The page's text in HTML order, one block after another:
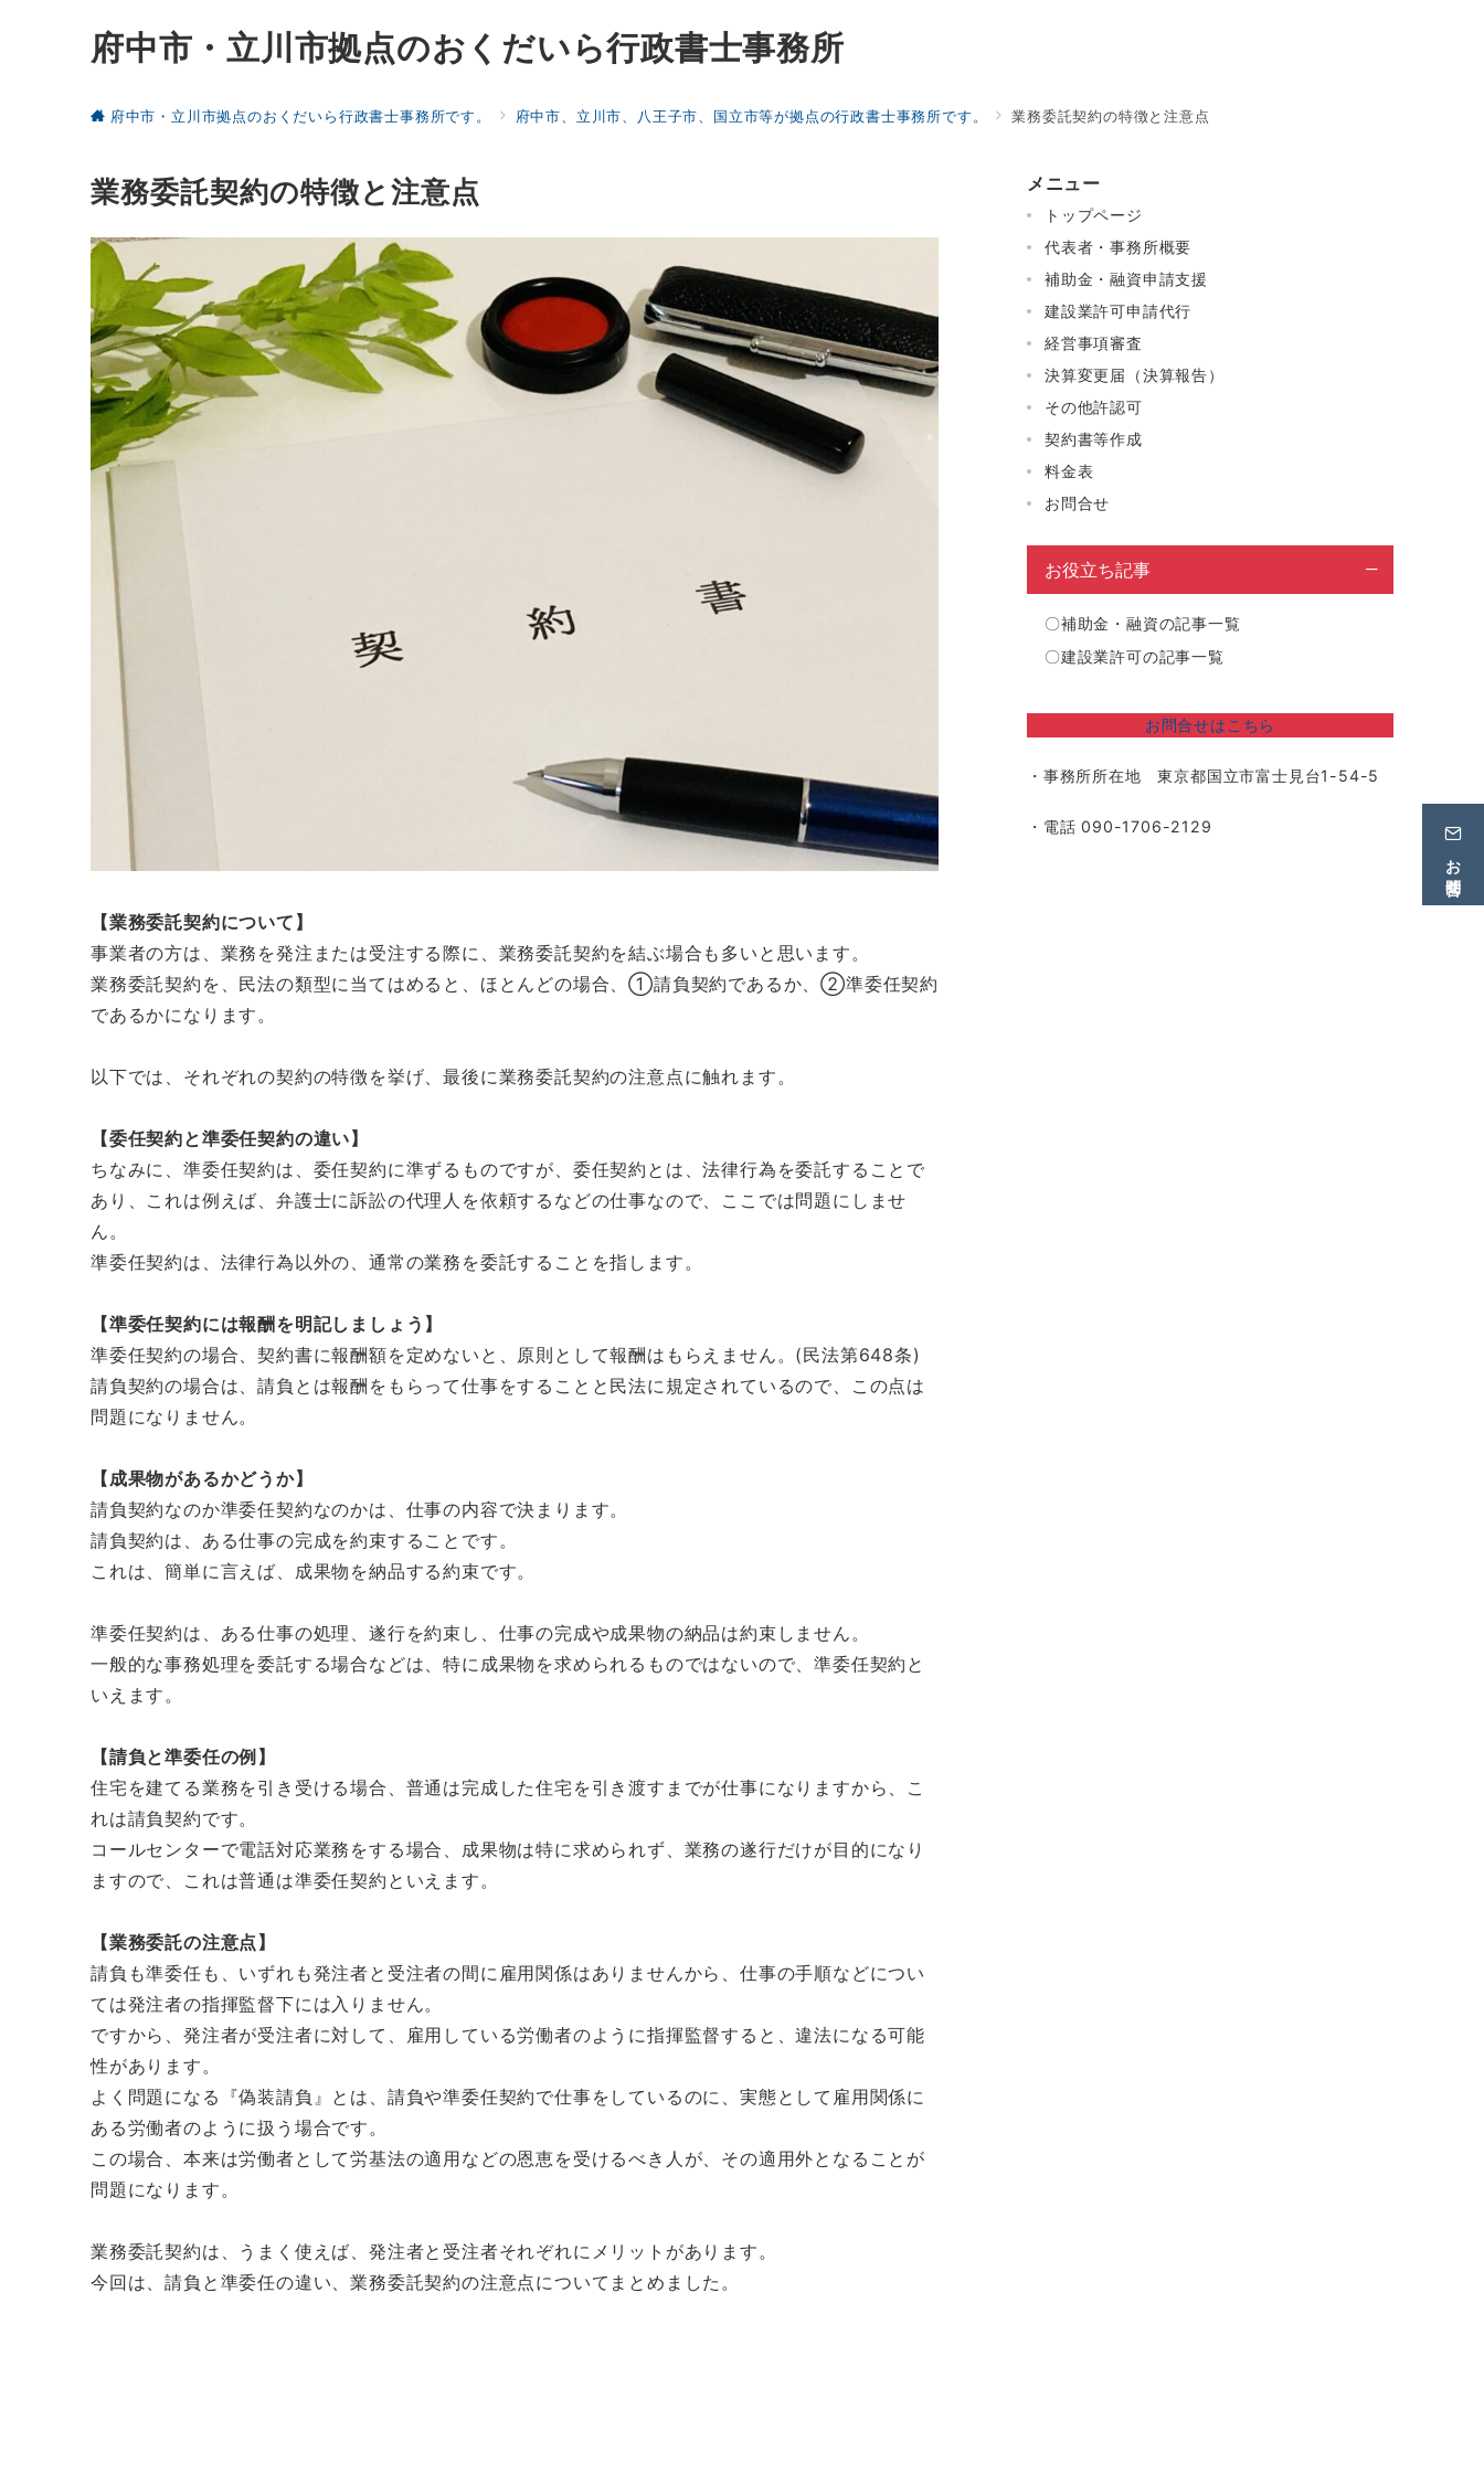
府中市・立川市拠点のおくだいら行政書士事務所
府中市・立川市拠点のおくだいら行政書士事務所です。 府中市、立川市、八王子市、国立市等が拠点の行政書士事務所です。 業務委託契約の特徴と注意点
業務委託契約の特徴と注意点
【業務委託契約について】
事業者の方は、業務を発注または受注する際に、業務委託契約を結ぶ場合も多いと思います。
業務委託契約を、民法の類型に当てはめると、ほとんどの場合、①請負契約であるか、②準委任契約
であるかになります。
以下では、それぞれの契約の特徴を挙げ、最後に業務委託契約の注意点に触れます。
【委任契約と準委任契約の違い】
ちなみに、準委任契約は、委任契約に準ずるものですが、委任契約とは、法律行為を委託することで
あり、これは例えば、弁護士に訴訟の代理人を依頼するなどの仕事なので、ここでは問題にしませ
ん。
準委任契約は、法律行為以外の、通常の業務を委託することを指します。
【準委任契約には報酬を明記しましょう】
準委任契約の場合、契約書に報酬額を定めないと、原則として報酬はもらえません。(民法第648条)
請負契約の場合は、請負とは報酬をもらって仕事をすることと民法に規定されているので、この点は
問題になりません。
【成果物があるかどうか】
請負契約なのか準委任契約なのかは、仕事の内容で決まります。
請負契約は、ある仕事の完成を約束することです。
これは、簡単に言えば、成果物を納品する約束です。
準委任契約は、ある仕事の処理、遂行を約束し、仕事の完成や成果物の納品は約束しません。
一般的な事務処理を委託する場合などは、特に成果物を求められるものではないので、準委任契約と
いえます。
【請負と準委任の例】
住宅を建てる業務を引き受ける場合、普通は完成した住宅を引き渡すまでが仕事になりますから、こ
れは請負契約です。
コールセンターで電話対応業務をする場合、成果物は特に求められず、業務の遂行だけが目的になり
ますので、これは普通は準委任契約といえます。
【業務委託の注意点】
請負も準委任も、いずれも発注者と受注者の間に雇用関係はありませんから、仕事の手順などについ
ては発注者の指揮監督下には入りません。
ですから、発注者が受注者に対して、雇用している労働者のように指揮監督すると、違法になる可能
性があります。
よく問題になる『偽装請負』とは、請負や準委任契約で仕事をしているのに、実態として雇用関係に
ある労働者のように扱う場合です。
この場合、本来は労働者として労基法の適用などの恩恵を受けるべき人が、その適用外となることが
問題になります。
業務委託契約は、うまく使えば、発注者と受注者それぞれにメリットがあります。
今回は、請負と準委任の違い、業務委託契約の注意点についてまとめました。
メニュー
トップページ
代表者・事務所概要
補助金・融資申請支援
建設業許可申請代行
経営事項審査
決算変更届（決算報告）
その他許認可
契約書等作成
料金表
お問合せ
お役立ち記事
〇補助金・融資の記事一覧
〇建設業許可の記事一覧
お問合せはこちら
・事務所所在地 東京都国立市富士見台1-54-5
・電話 090-1706-2129
お問合せ